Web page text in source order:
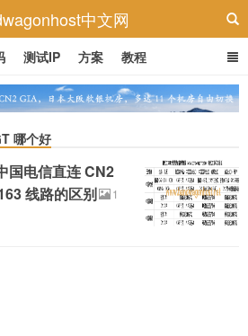
中文网
测试IP 方案 教程
哪个好
国电信直连 CN2
线路的区别
1